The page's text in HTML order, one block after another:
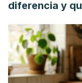
diferencia y